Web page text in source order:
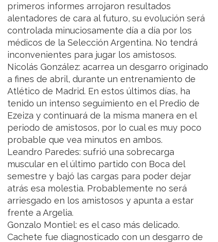
primeros informes arrojaron resultados
alentadores de cara al futuro, su evolución será
controlada minuciosamente día a día por los
médicos de la Selección Argentina. No tendrá
inconvenientes para jugar los amistosos.
Nicolás González: acarrea un desgarro originado
a fines de abril, durante un entrenamiento de
Atlético de Madrid. En estos últimos días, ha
tenido un intenso seguimiento en el Predio de
Ezeiza y continuará de la misma manera en el
periodo de amistosos, por lo cual es muy poco
probable que vea minutos en ambos.
Leandro Paredes: sufrió una sobrecarga
muscular en el último partido con Boca del
semestre y bajó las cargas para poder dejar
atrás esa molestia. Probablemente no será
arriesgado en los amistosos y apunta a estar
frente a Argelia.
Gonzalo Montiel: es el caso más delicado.
Cachete fue diagnosticado con un desgarro de